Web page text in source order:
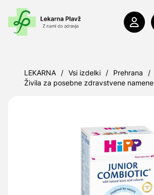
LEKARNA / Vsi izdelki / Prehrana
/
Živila za posebne zdravstvene namene